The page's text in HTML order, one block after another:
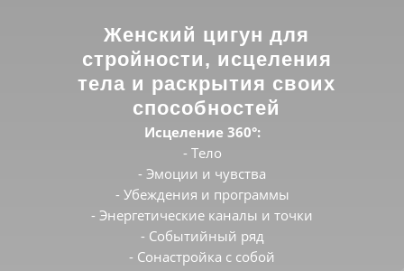
Женский цигун для
стройности, исцеления
тела и раскрытия своих
способностей
Исцеление 360°:
- Тело
- Эмоции и чувства
- Убеждения и программы
- Энергетические каналы и точки
- Событийный ряд
- Сонастройка с собой